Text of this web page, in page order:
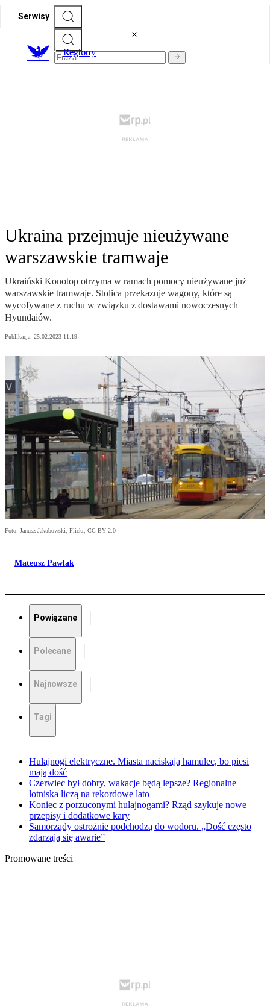
Serwisy
Regiony
Ukraina przejmuje nieużywane
warszawskie tramwaje
Ukraiński Konotop otrzyma w ramach pomocy nieużywane już
warszawskie tramwaje. Stolica przekazuje wagony, które są
wycofywane z ruchu w związku z dostawami nowoczesnych
Hyundaiów.
Publikacja: 25.02.2023 11:19
Foto: Janusz Jakubowski, Flickr, CC BY 2.0
Mateusz Pawlak
Powiązane
Polecane
Najnowsze
Tagi
Hulajnogi elektryczne. Miasta naciskają hamulec, bo piesi
mają dość
Czerwiec był dobry, wakacje będą lepsze? Regionalne
lotniska liczą na rekordowe lato
Koniec z porzuconymi hulajnogami? Rząd szykuje nowe
przepisy i dodatkowe kary
Samorządy ostrożnie podchodzą do wodoru. „Dość często
zdarzają się awarie”
Promowane treści